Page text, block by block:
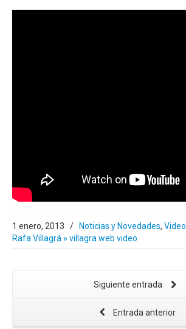
1 enero, 2013 / Noticias y Novedades, Video
Rafa Villagrá » villagra web video
Siguiente entrada
Entrada anterior